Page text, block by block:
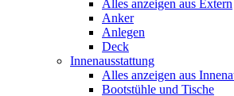
Alles anzeigen aus Extern
Anker
Anlegen
Deck
Innenausstattung
Alles anzeigen aus
Bootstühle und Tische